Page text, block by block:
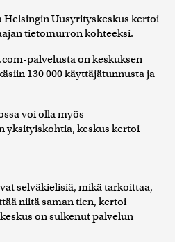
Uusyrityskeskus kertoi
tietomurron kohteeksi.
palvelusta on keskuksen
130 000 käyttäjätunnusta ja
voi olla myös
keskus kertoi
selväkielisiä, mikä tarkoittaa,
niitä saman tien, kertoi
on sulkenut palvelun